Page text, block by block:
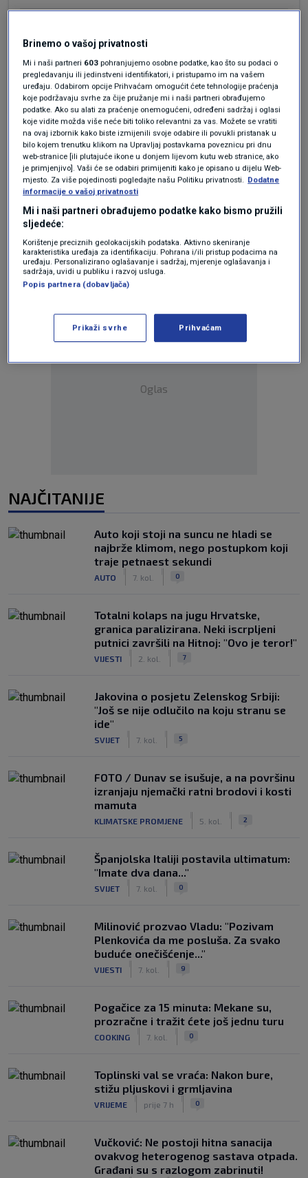
noge, nije mjerodavan nazivati druge ljude
nemoralnim.
Odgovor
Oglas
Oglas
NAJČITANIJE
Auto koji stoji na suncu ne hladi se
najbrže klimom, nego postupkom koji
traje petnaest sekundi
AUTO 7. kol. 0
Totalni kolaps na jugu Hrvatske,
granica paralizirana. Neki iscrpljeni
putnici završili na Hitnoj: "Ovo je teror!"
VIJESTI 2. kol. 7
Jakovina o posjetu Zelenskog Srbiji:
"Još se nije odlučilo na koju stranu se
ide"
SVIJET 7. kol. 5
FOTO / Dunav se isušuje, a na površinu
izranjaju njemački ratni brodovi i kosti
mamuta
KLIMATSKE PROMJENE 5. kol. 2
Španjolska Italiji postavila ultimatum:
"Imate dva dana..."
SVIJET 7. kol. 0
Milinović prozvao Vladu: "Pozivam
Plenkovića da me posluša. Za svako
buduće onečišćenje..."
VIJESTI 7. kol. 9
Pogačice za 15 minuta: Mekane su,
prozračne i tražit ćete još jednu turu
COOKING 7. kol. 0
Toplinski val se vraća: Nakon bure,
stižu pljuskovi i grmljavina
VRIJEME prije 7 h 0
Vučković: Ne postoji hitna sanacija
ovakvog heterogenog sastava otpada.
Građani su s razlogom zabrinuti!
Brinemo o vašoj privatnosti
Mi i naši partneri 603 pohranjujemo osobne podatke, kao što su podaci o
pregledavanju ili jedinstveni identifikatori, i pristupamo im na vašem
uređaju. Odabirom opcije Prihvaćam omogućit ćete tehnologije praćenja
koje podržavaju svrhe za čije pružanje mi i naši partneri obrađujemo
podatke. Ako su alati za praćenje onemogućeni, određeni sadržaj i oglasi
koje vidite možda više neće biti toliko relevantni za vas. Možete se vratiti
na ovaj izbornik kako biste izmijenili svoje odabire ili povukli pristanak u
bilo kojem trenutku klikom na Upravljaj postavkama poveznicu pri dnu
web-stranice [ili plutajuće ikone u donjem lijevom kutu web stranice, ako
je primjenjivo]. Vaši će se odabiri primijeniti kako je opisano u dijelu Web-
mjesto. Za više pojedinosti pogledajte našu Politiku privatnosti. Dodatne
informacije o vašoj privatnosti
Mi i naši partneri obrađujemo podatke kako bismo pružili
sljedeće:
Korištenje preciznih geolokacijskih podataka. Aktivno skeniranje
karakteristika uređaja za identifikaciju. Pohrana i/ili pristup podacima na
uređaju. Personalizirano oglašavanje i sadržaj, mjerenje oglašavanja i
sadržaja, uvidi u publiku i razvoj usluga.
Popis partnera (dobavljača)
Prikaži svrhe Prihvaćam